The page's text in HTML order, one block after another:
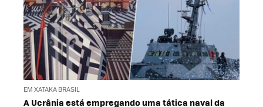
EM XATAKA BRASIL
A Ucrânia está empregando uma tática naval da